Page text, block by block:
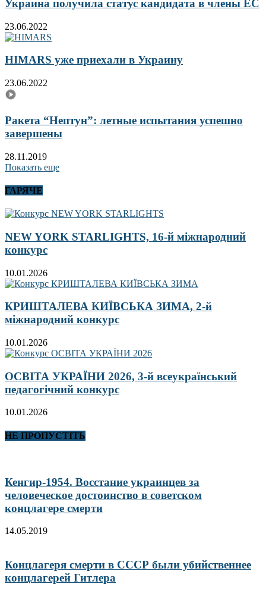
Украина получила статус кандидата в члены ЕС
23.06.2022
HIMARS уже приехали в Украину
23.06.2022
Ракета “Нептун”: летные испытания успешно
завершены
28.11.2019
Показать еще
ГАРЯЧЕ
NEW YORK STARLIGHTS, 16-й міжнародний
конкурс
10.01.2026
КРИШТАЛЕВА КИЇВСЬКА ЗИМА, 2-й
міжнародний конкурс
10.01.2026
ОСВІТА УКРАЇНИ 2026, 3-й всеукраїнський
педагогічний конкурс
10.01.2026
НЕ ПРОПУСТІТЬ
Кенгир-1954. Восстание украинцев за
человеческое достоинство в советском
концлагере смерти
14.05.2019
Концлагеря смерти в СССР были убийственнее
концлагерей Гитлера